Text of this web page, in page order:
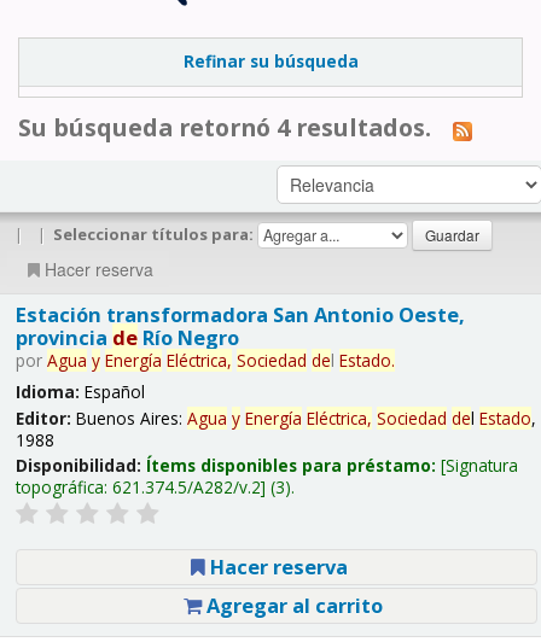
Refinar su búsqueda
Su búsqueda retornó 4 resultados.
| | Seleccionar títulos para:
Hacer reserva
Estación transformadora San Antonio Oeste,
provincia deRío Negro
por Agua y Energía Eléctrica, Sociedad del Estado.
Idioma: Español
Editor: Buenos Aires: Agua y Energía Eléctrica, Sociedad del Estado,
1988
Disponibilidad: Ítems disponibles para préstamo: Signatura
topográfica: 621.374.5/A282/v.2 (3).
Hacer reserva
Agregar al carrito